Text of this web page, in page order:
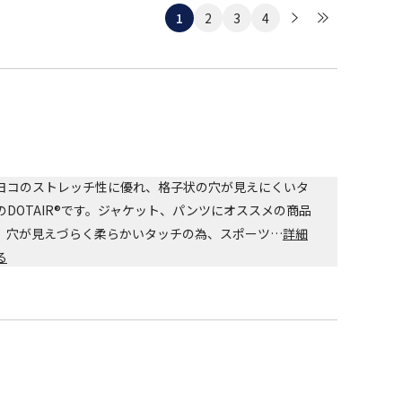
1 2 3 4
コのストレッチ性に優れ、格子状の穴が見えにくいタ
DOTAIR®です。ジャケット、パンツにオススメの商品
穴が見えづらく柔らかいタッチの為、スポーツ…詳細